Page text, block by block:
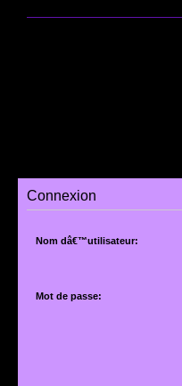
Connexion
Nom dâ€™utilisateur:
Mot de passe: